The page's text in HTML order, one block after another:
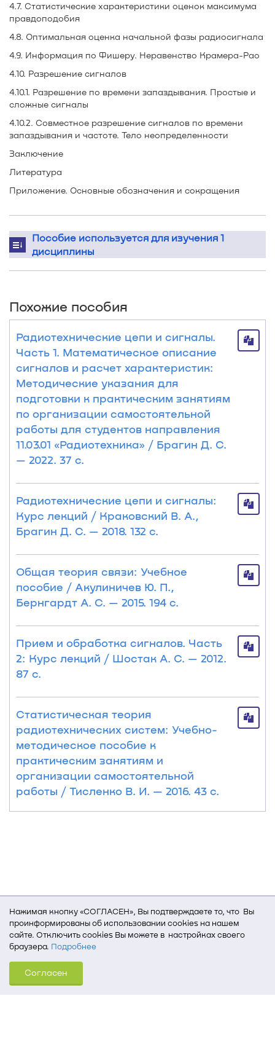
Нажимая кнопку «СОГЛАСЕН», Вы подтверждаете то, что Вы
проинформированы об использовании cookies на нашем
сайте. Отключить cookies Вы можете в настройках своего
браузера. Подробнее
Для того, чтобы мы могли качественно предоставить Вам
услуги, мы используем cookies, которые сохраняются
на Вашем компьютере (Сведения о местоположении; ip-адрес;
Согласен
4.7. Статистические характеристики оценок максимума
правдоподобия
4.8. Оптимальная оценка начальной фазы радиосигнала
4.9. Информация по Фишеру. Неравенство Крамера-Рао
4.10. Разрешение сигналов
4.10.1. Разрешение по времени запаздывания. Простые и
сложные сигналы
4.10.2. Совместное разрешение сигналов по времени
запаздывания и частоте. Тело неопределенности
Заключение
Литература
Приложение. Основные обозначения и сокращения
Пособие используется для изучения 1
дисциплины
Похожие пособия
Радиотехнические цепи и сигналы.
Часть 1. Математическое описание
сигналов и расчет характеристик:
Методические указания для
подготовки к практическим занятиям
по организации самостоятельной
работы для студентов направления
11.03.01 «Радиотехника» / Брагин Д. С.
— 2022. 37 с.
Радиотехнические цепи и сигналы:
Курс лекций / Краковский В. А.,
Брагин Д. С. — 2018. 132 с.
Общая теория связи: Учебное
пособие / Акулиничев Ю. П.,
Бернгардт А. С. — 2015. 194 с.
Прием и обработка сигналов. Часть
2: Курс лекций / Шостак А. С. — 2012.
87 с.
Статистическая теория
радиотехнических систем: Учебно-
методическое пособие к
практическим занятиям и
организации самостоятельной
работы / Тисленко В. И. — 2016. 43 с.